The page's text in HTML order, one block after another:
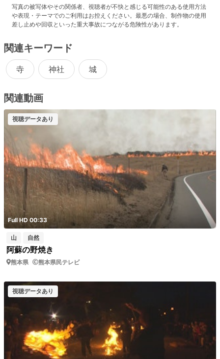
写真の被写体やその関係者、視聴者が不快と感じる可能性のある使用方法
や表現・テーマでのご利用はお控えください。最悪の場合、制作物の使用
差し止めや回収といった重大事故につながる危険性があります。
関連キーワード
寺 神社 城
関連動画
視聴データあり
Full HD 00:33
山 自然
阿蘇の野焼き
熊本県 熊本県民テレビ
視聴データあり